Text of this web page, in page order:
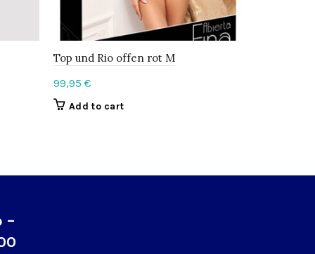
Top und Rio offen rot M
99,95 €
Add to cart
–